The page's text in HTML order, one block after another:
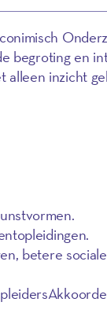
begroting en
alleen inzicht
betere